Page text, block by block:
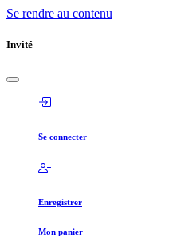
Se rendre au contenu
Invité
Se connecter
Enregistrer
Mon panier